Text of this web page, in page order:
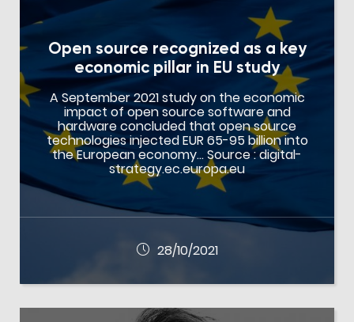
Open source recognized as a key
economic pillar in EU study
A September 2021 study on the economic
impact of open source software and
hardware concluded that open source
technologies injected EUR 65-95 billion into
the European economy… Source : digital-
strategy.ec.europa.eu
28/10/2021